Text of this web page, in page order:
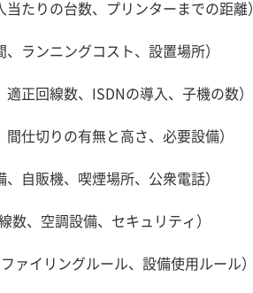
たりの台数、プリンターまでの距離）
ランニングコスト、設置場所）
正回線数、ISDNの導入、子機の数）
仕切りの有無と高さ、必要設備）
自販機、喫煙場所、公衆電話）
、空調設備、セキュリティ）
ァイリングルール、設備使用ルール）